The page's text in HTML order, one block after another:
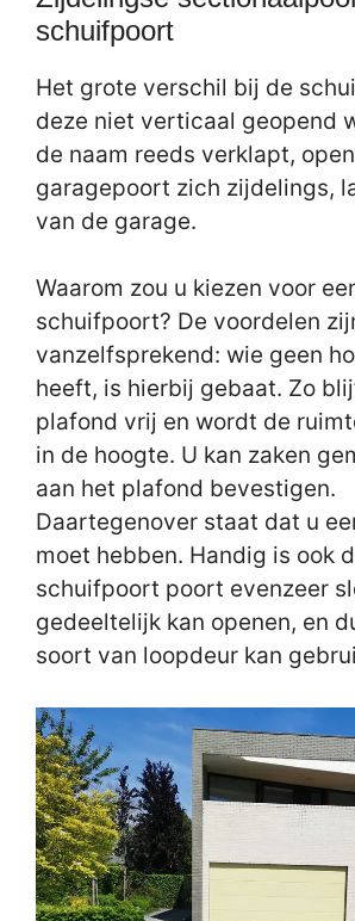
schuifpoort
Het grote verschil bij de
deze niet verticaal geopend
de naam reeds verklapt,
garagepoort zich zijdelings,
van de garage.
Waarom zou u kiezen voor
schuifpoort? De voordelen
vanzelfsprekend: wie geen
heeft, is hierbij gebaat. Zo
plafond vrij en wordt de
in de hoogte. U kan zaken
aan het plafond bevestigen.
Daartegenover staat dat u
moet hebben. Handig is ook
schuifpoort poort evenzeer
gedeeltelijk kan openen, en
soort van loopdeur kan